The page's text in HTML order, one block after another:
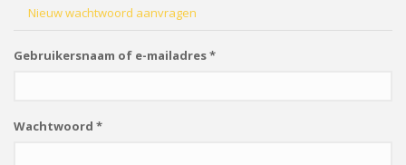
TABS
Nieuw wachtwoord aanvragen
Gebruikersnaam of e-mailadres*
Wachtwoord *